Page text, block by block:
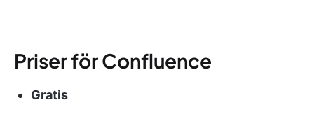
Priser för Confluence
Gratis